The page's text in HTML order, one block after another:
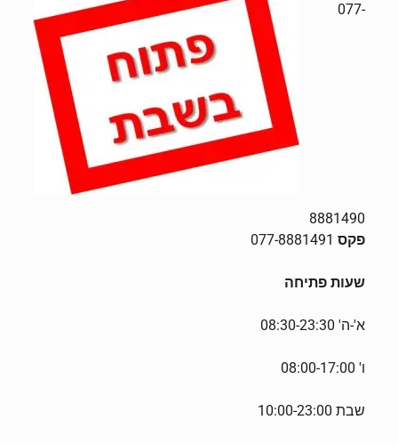
077-
8881490
פקס077-8881491
שעות פתיחה
א'-ה' 08:30-23:30
ו' 08:00-17:00
שבת 10:00-23:00